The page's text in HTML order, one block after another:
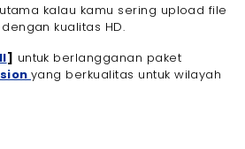
kalau kamu sering upload file
kualitas HD.
] untuk berlangganan paket
yang berkualitas untuk wilayah